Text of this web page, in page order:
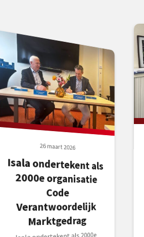
26 maart 2026
Isala ondertekent als
2000e organisatie
Code
Verantwoordelijk
Marktgedrag